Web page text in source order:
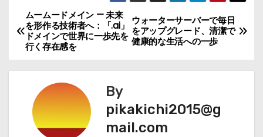
投
稿
ナ
ビ
ゲ
ウォーターサーバーで毎日
をアップグレード、清潔で
健康的な生活への一歩
ムームードメイン — 未来
を形作る技術者へ：「.ai」
ドメインで世界に一歩先を
行く存在感を
By
pikakichi2015@g
mail.com